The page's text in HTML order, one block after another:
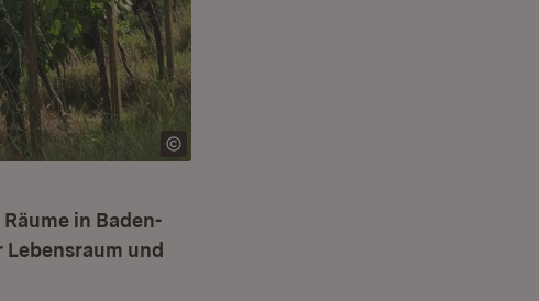
in Baden-
und